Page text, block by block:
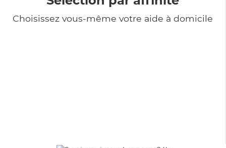
Choisissez vous-même votre aide à domicile